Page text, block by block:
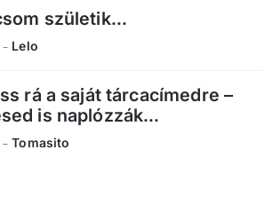
születik...
Lelo
rá a saját tárcacímedre –
is naplózzák...
Tomasito